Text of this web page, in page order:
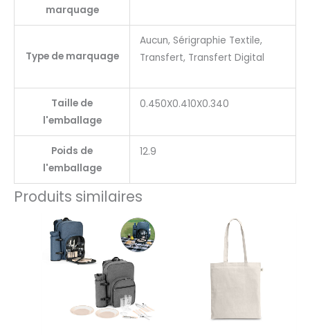
marquage
Type de marquage
Aucun, Sérigraphie Textile,
Transfert, Transfert Digital
Taille de
l'emballage
0.450X0.410X0.340
Poids de
l'emballage
12.9
Produits similaires